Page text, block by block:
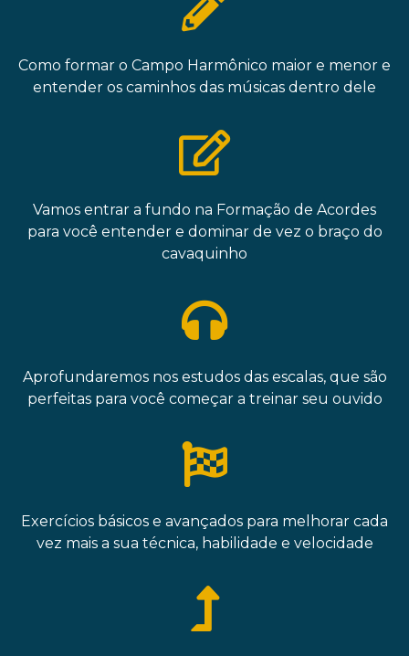
Como formar o Campo Harmônico maior e menor e
entender os caminhos das músicas dentro dele
Vamos entrar a fundo na Formação de Acordes
para você entender e dominar de vez o braço do
cavaquinho
Aprofundaremos nos estudos das escalas, que são
perfeitas para você começar a treinar seu ouvido
Exercícios básicos e avançados para melhorar cada
vez mais a sua técnica, habilidade e velocidade